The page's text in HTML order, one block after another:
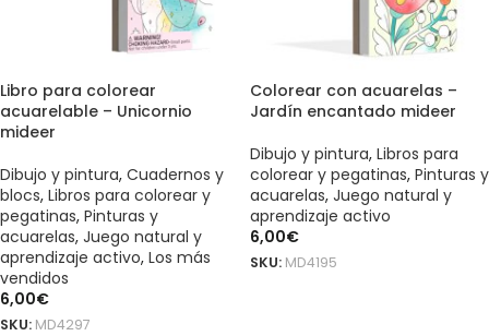
Libro para colorear
acuarelable – Unicornio
mideer
Dibujo y pintura, Cuadernos y
blocs, Libros para colorear y
pegatinas, Pinturas y
acuarelas, Juego natural y
aprendizaje activo, Los más
vendidos
6,00€
SKU: MD4297
Colorear con acuarelas –
Jardín encantado mideer
Dibujo y pintura, Libros para
colorear y pegatinas, Pinturas y
acuarelas, Juego natural y
aprendizaje activo
6,00€
SKU: MD4195